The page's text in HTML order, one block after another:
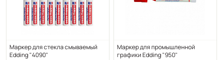
Маркер для стекла смываемый
Edding "4090"
Маркер для промышленной
графики Edding "950"